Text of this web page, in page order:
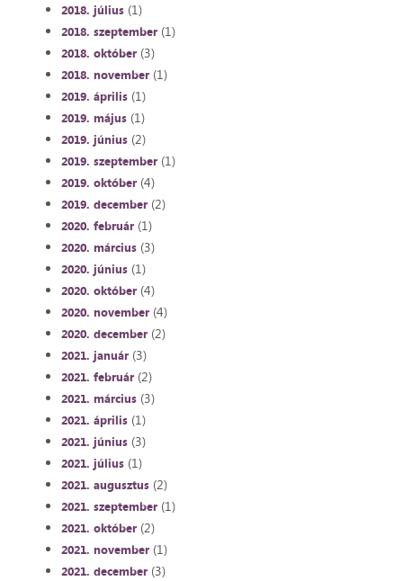
2018. július(1)
2018. szeptember(1)
2018. október(3)
2018. november(1)
2019. április(1)
2019. május(1)
2019. június(2)
2019. szeptember(1)
2019. október(4)
2019. december(2)
2020. február(1)
2020. március(3)
2020. június(1)
2020. október(4)
2020. november(4)
2020. december(2)
2021. január(3)
2021. február(2)
2021. március(3)
2021. április(1)
2021. június(3)
2021. július(1)
2021. augusztus(2)
2021. szeptember(1)
2021. október(2)
2021. november(1)
2021. december(3)